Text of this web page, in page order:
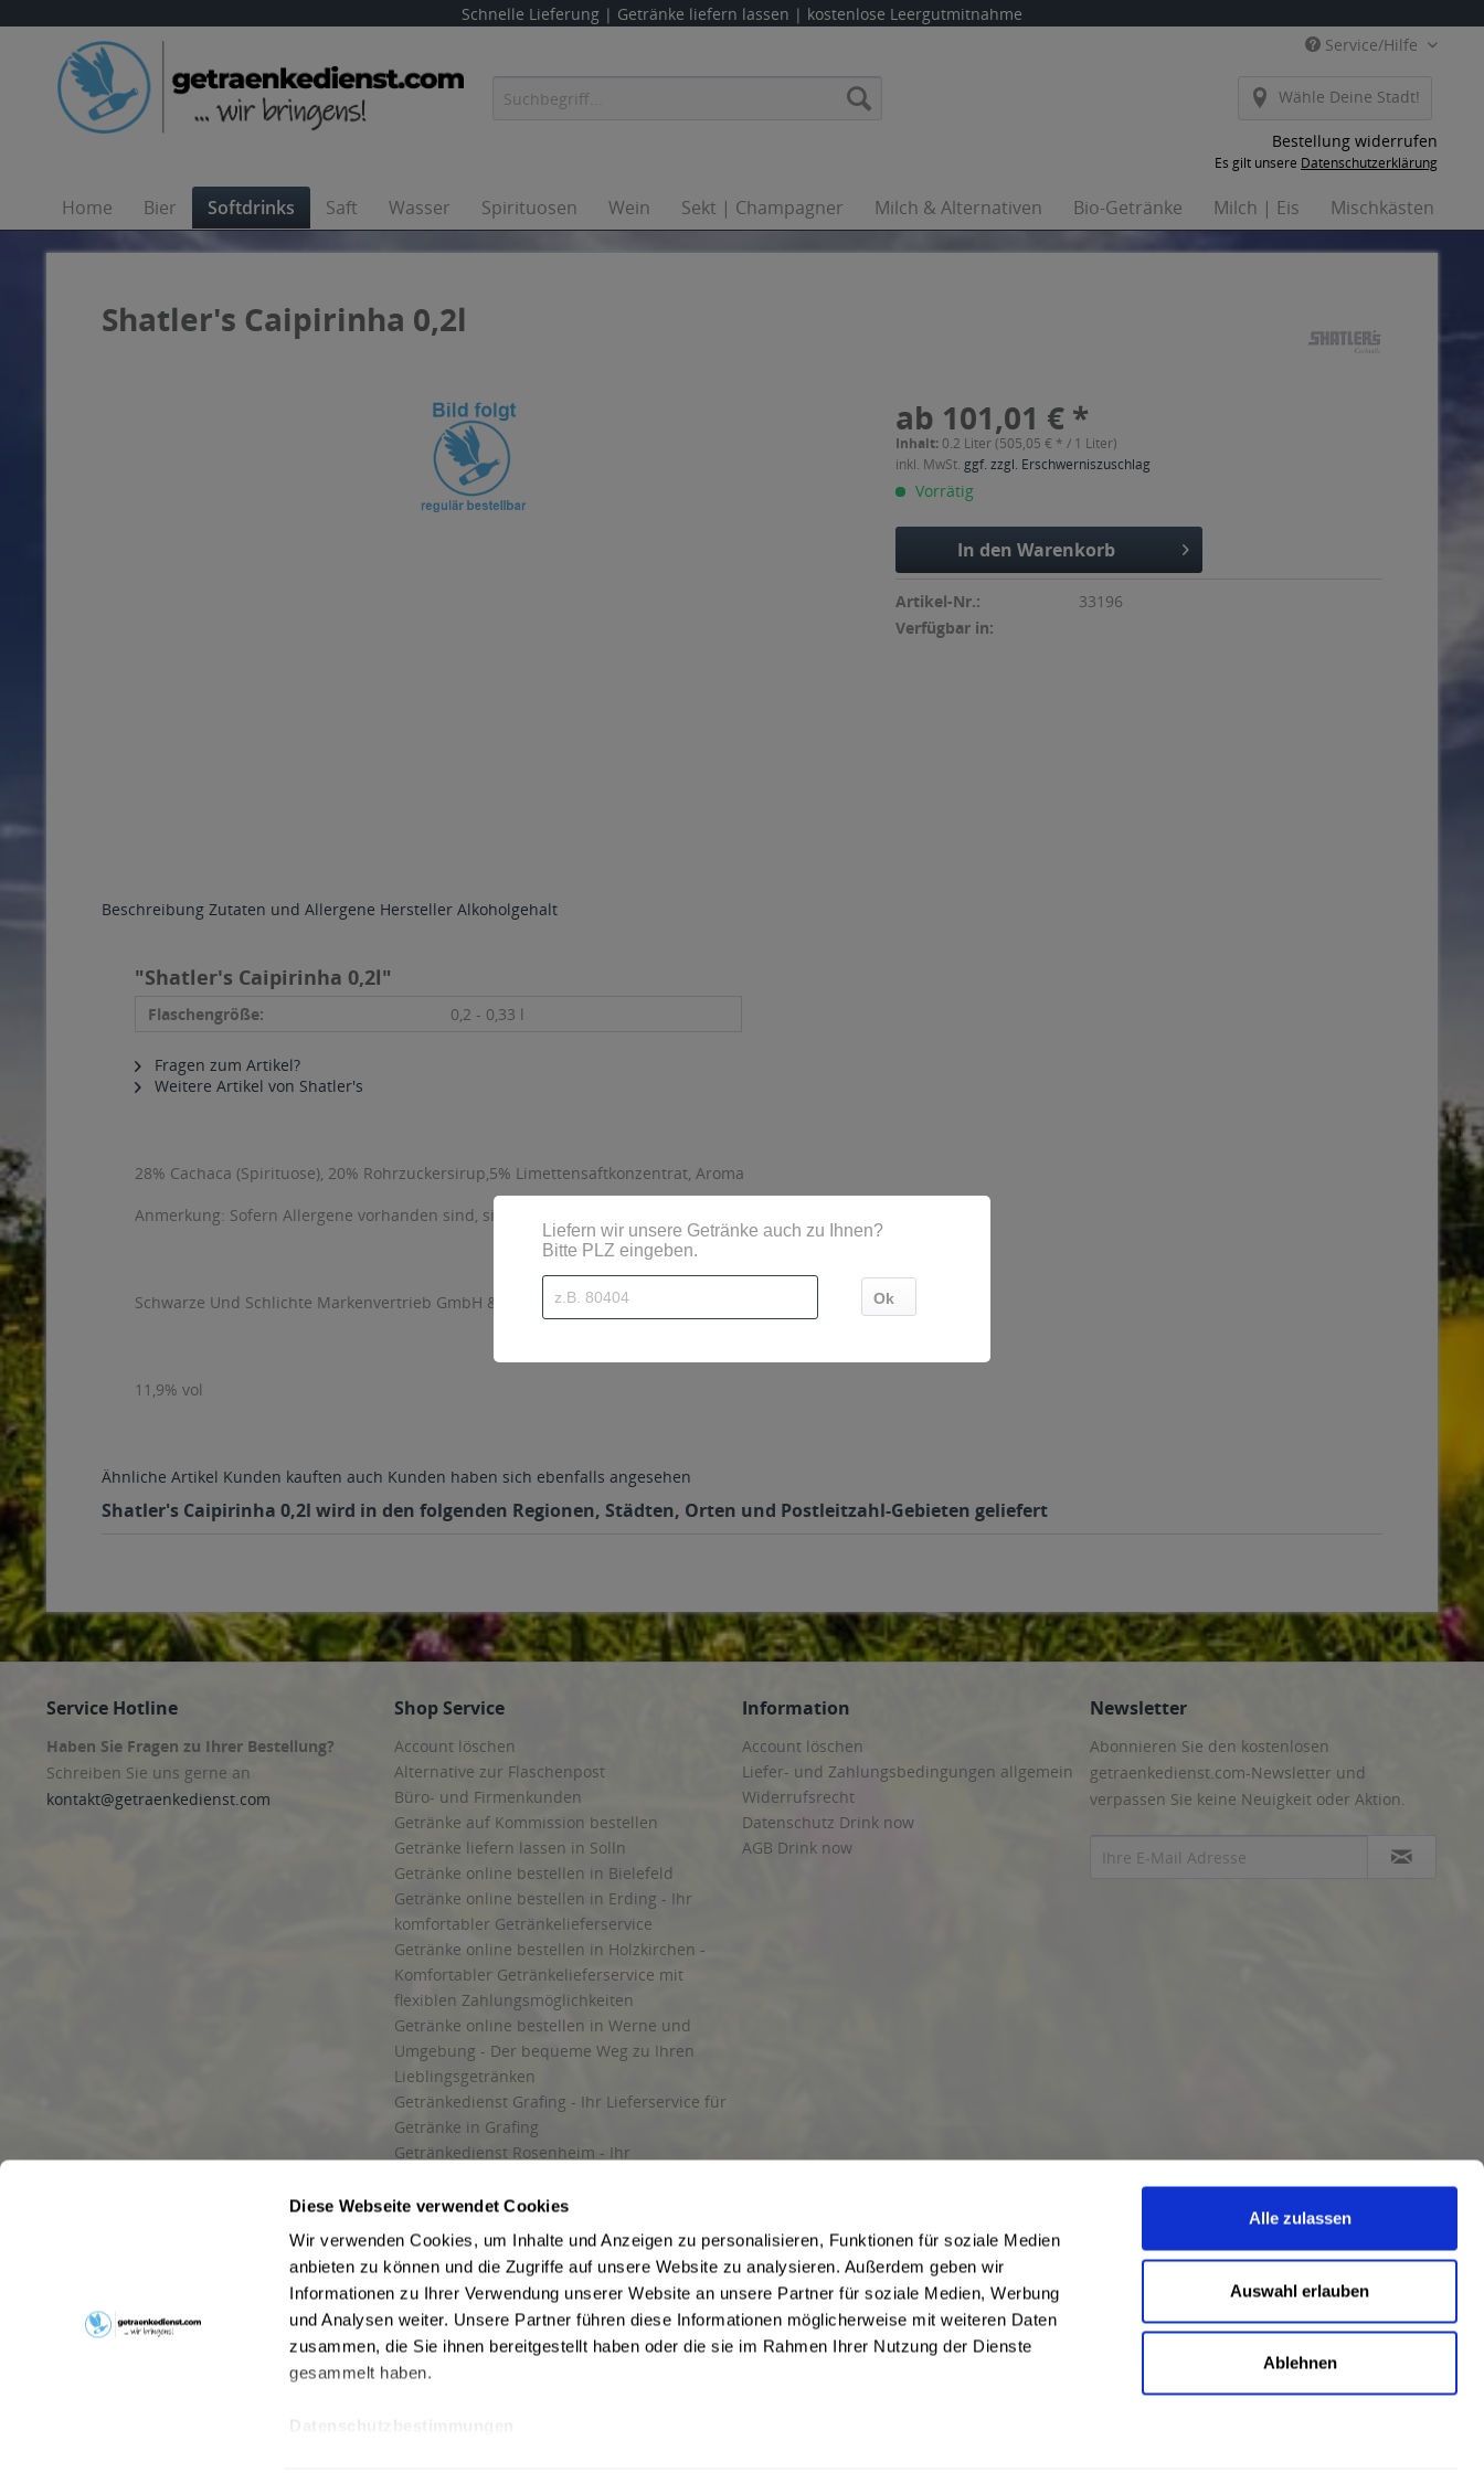
Diese Webseite verwendet Cookies
Wir verwenden Cookies, um Inhalte und Anzeigen zu personalisieren, Funktionen für soziale Medien
anbieten zu können und die Zugriffe auf unsere Website zu analysieren. Außerdem geben wir
Informationen zu Ihrer Verwendung unserer Website an unsere Partner für soziale Medien, Werbung
und Analysen weiter. Unsere Partner führen diese Informationen möglicherweise mit weiteren Daten
zusammen, die Sie ihnen bereitgestellt haben oder die sie im Rahmen Ihrer Nutzung der Dienste
gesammelt haben.
Alle zulassen
Auswahl erlauben
Ablehnen
Schnelle Lieferung | Getränke liefern lassen | kostenlose Leergutmitnahme
Service/Hilfe
Wähle Deine Stadt!
Bestellung widerrufen
Es gilt unsere Datenschutzerklärung
Home Bier Softdrinks Saft Wasser Spirituosen Wein Sekt | Champagner Milch & Alternativen Bio-Getränke Milch | Eis Mischkästen
Shatler's Caipirinha 0,2l
ab 101,01 € *
Inhalt: 0.2 Liter (505,05 € * / 1 Liter)
inkl. MwSt. ggf. zzgl. Erschwerniszuschlag
Vorrätig
In den Warenkorb
Artikel-Nr.:
33196
Verfügbar in:
Beschreibung Zutaten und Allergene Hersteller Alkoholgehalt
"Shatler's Caipirinha 0,2l"
Flaschengröße: 0,2 - 0,33 l
Fragen zum Artikel?
Weitere Artikel von Shatler's
28% Cachaca (Spirituose), 20% Rohrzuckersirup,5% Limettensaftkonzentrat, Aroma
Anmerkung: Sofern Allergene vorhanden sind, sind diese mittels Großbuchstaben besonders hervorgehoben
Schwarze Und Schlichte Markenvertrieb GmbH & Co. KG, Paulsburg 1-3, 59302 Oelde
11,9% vol
Ähnliche Artikel Kunden kauften auch Kunden haben sich ebenfalls angesehen
Shatler's Caipirinha 0,2l wird in den folgenden Regionen, Städten, Orten und Postleitzahl-Gebieten geliefert
Service Hotline
Haben Sie Fragen zu Ihrer Bestellung?
Schreiben Sie uns gerne an
kontakt@getraenkedienst.com
Shop Service
Account löschen
Alternative zur Flaschenpost
Büro- und Firmenkunden
Getränke auf Kommission bestellen
Getränke liefern lassen in Solln
Getränke online bestellen in Bielefeld
Getränke online bestellen in Erding - Ihr
komfortabler Getränkelieferservice
Getränke online bestellen in Holzkirchen -
Komfortabler Getränkelieferservice mit
flexiblen Zahlungsmöglichkeiten
Getränke online bestellen in Werne und
Umgebung - Der bequeme Weg zu Ihren
Lieblingsgetränken
Getränkedienst Grafing - Ihr Lieferservice für
Getränke in Grafing
Getränkedienst Rosenheim - Ihr
und Umgebung
Getränkelieferung in Starnberg
Liefergebiet
Lieferservice für Getränke
Wir liefern Getränke
Kontakt
Newsletter
Information
Account löschen
Liefer- und Zahlungsbedingungen allgemein
Widerrufsrecht
Datenschutz Drink now
AGB Drink now
Newsletter
Abonnieren Sie den kostenlosen
getraenkedienst.com-Newsletter und
verpassen Sie keine Neuigkeit oder Aktion.